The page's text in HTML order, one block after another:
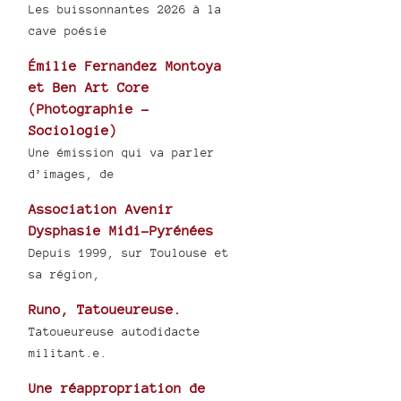
Les buissonnantes 2026 à la
cave poésie
Émilie Fernandez Montoya
et Ben Art Core
(Photographie -
Sociologie)
Une émission qui va parler
d’images, de
Association Avenir
Dysphasie Midi-Pyrénées
Depuis 1999, sur Toulouse et
sa région,
Runo, Tatoueureuse.
Tatoueureuse autodidacte
militant.e.
Une réappropriation de